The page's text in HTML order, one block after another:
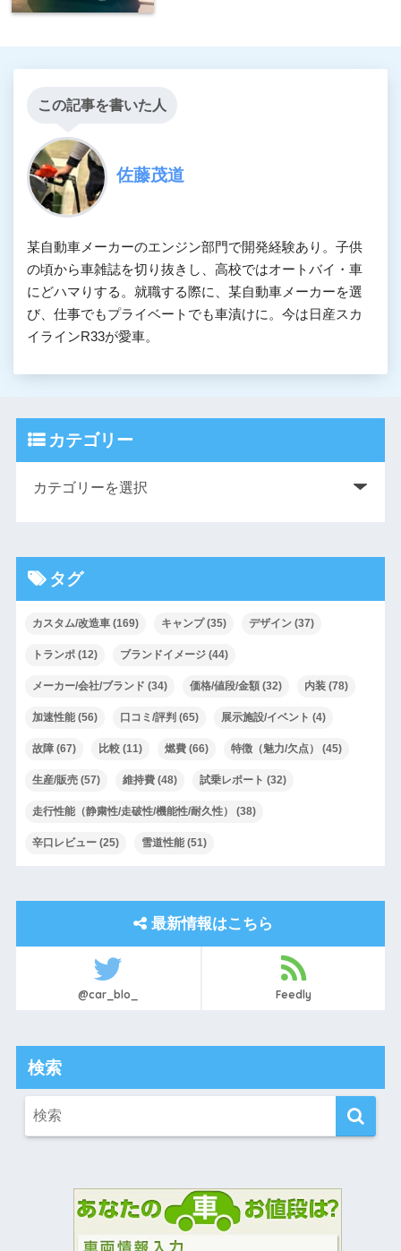
この記事を書いた人
佐藤茂道
某自動車メーカーのエンジン部門で開発経験あり。子供
の頃から車雑誌を切り抜きし、高校ではオートバイ・車
にどハマりする。就職する際に、某自動車メーカーを選
び、仕事でもプライベートでも車漬けに。今は日産スカ
イラインR33が愛車。
カテゴリー
タグ
カスタム/改造車(169) キャンプ(35) デザイン(37)
トランポ(12) ブランドイメージ(44)
メーカー/会社/ブランド (34) 価格/値段/金額(32) 内装(78)
加速性能(56) 口コミ/評判 (65) 展示施設/イベント (4)
故障(67) 比較(11) 燃費(66) 特徴（魅力/欠点） (45)
生産/販売(57) 維持費(48) 試乗レポート (32)
走行性能（静粛性/走破性/機能性/耐久性） (38)
辛口レビュー(25) 雪道性能(51)
最新情報はこちら
@car_blo_ Feedly
検索